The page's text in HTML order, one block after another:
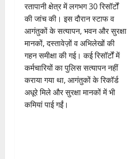
रतापानी क्षेत्र में लगभग 30 रिसॉर्टों
की जांच की। इस दौरान स्टाफ व
आगंतुकों के सत्यापन, भवन और सुरक्षा
मानकों, दस्तावेज़ों व अभिलेखों की
गहन समीक्षा की गई। कई रिसॉर्टों में
कर्मचारियों का पुलिस सत्यापन नहीं
कराया गया था, आगंतुकों के रिकॉर्ड
अधूरे मिले और सुरक्षा मानकों में भी
कमियां पाई गईं।